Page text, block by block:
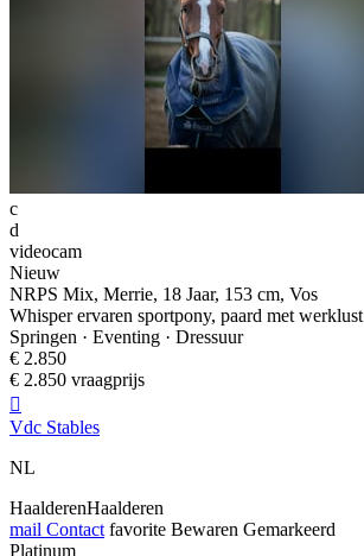
c
d
videocam
Nieuw
NRPS Mix, Merrie, 18 Jaar, 153 cm, Vos
Whisper ervaren sportpony, paard met werklust
Springen · Eventing · Dressuur
€ 2.850
€ 2.850 vraagprijs

Vdc Stables
NL
HaalderenHaalderen
mail Contact favorite Bewaren Gemarkeerd
Platinum